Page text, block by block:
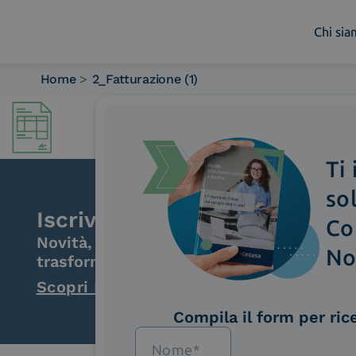
Chi
Chi siamo
Cosa facciamo
Piattaforme
Contattaci
Home > 2_Fatturazione (1)
Iscriviti alla newsletter
Novità, iniziative ed eventi dal mondo
trasformazione digitale.
Scopri InNews
Ti
Compila il form per